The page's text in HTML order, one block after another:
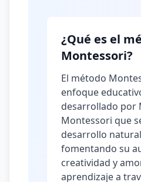
¿Qué es el
Montessori?
El método
enfoque
desarrollado por
Montessori que
desarrollo
fomentando su
creatividad y
aprendizaje a